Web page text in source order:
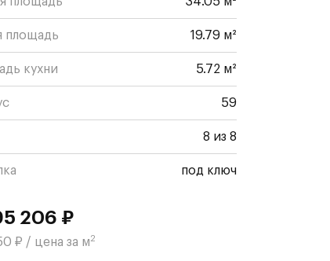
площадь 19.79 м²
кухни 5.72 м²
59
8 из 8
под ключ
206 ₽
₽ / цена за м2